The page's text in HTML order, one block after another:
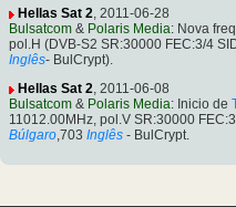
Hellas Sat 2, 2011-06-28
Bulsatcom & Polaris Media: Nova
pol.H (DVB-S2 SR:30000 FEC:3/4
Inglês- BulCrypt).
Hellas Sat 2, 2011-06-08
Bulsatcom & Polaris Media: Inicio de
11012.00MHz, pol.V SR:30000
Búlgaro,703 Inglês - BulCrypt.